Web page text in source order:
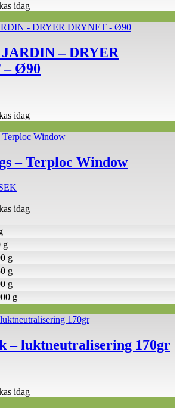
idag
– DRYER
– Ø90
idag
– Terploc Window
till
g
g
g
g
g
idag
– luktneutralisering 170gr
idag